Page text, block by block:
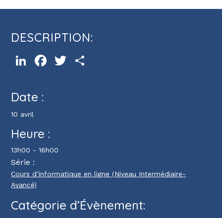
DESCRIPTION:
LinkedInFacebookTwitter
Date :
10 avril
Heure :
13h00 - 16h00
Série :
Cours d’informatique en ligne (Niveau Intermédiaire-
Avancé)
Catégorie d’Évènement: